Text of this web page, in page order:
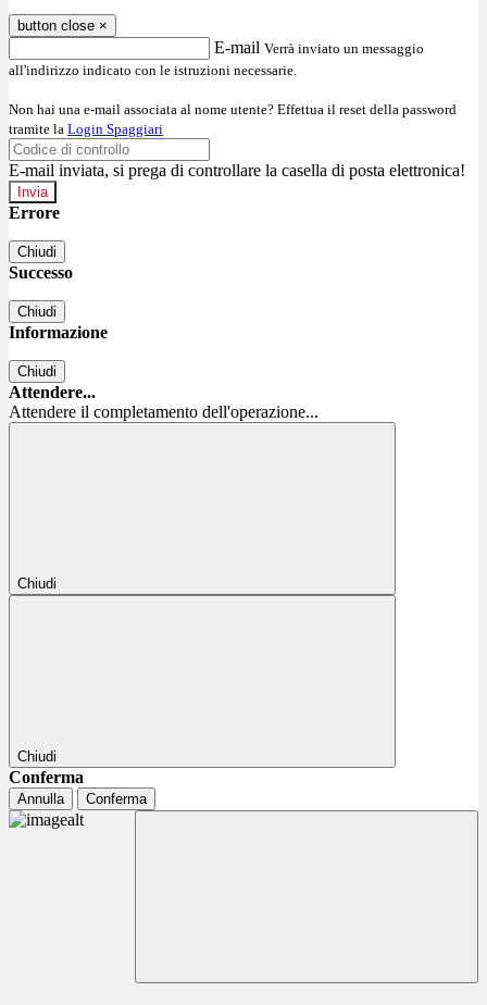
button close ×
E-mail Verrà inviato un messaggio
all'indirizzo indicato con le istruzioni necessarie.
Non hai una e-mail associata al nome utente? Effettua il reset della password
tramite la Login Spaggiari
E-mail inviata, si prega di controllare la casella di posta elettronica!
Errore
Chiudi
Successo
Chiudi
Informazione
Chiudi
Attendere...
Attendere il completamento dell'operazione...
Chiudi
Chiudi
Conferma
Annulla Conferma